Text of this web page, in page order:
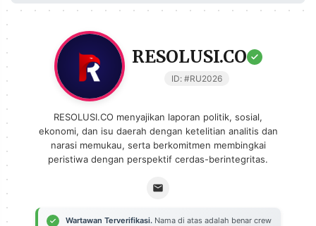
EDITORIAL AKSARA
FINANSIA PERSONA
NASIONAL
MANCA SPORT
PRIVACY
POLICY WARGA
RESOLUSI.CO
ID: #RU2026
RESOLUSI.CO menyajikan laporan politik, sosial,
ekonomi, dan isu daerah dengan ketelitian analitis dan
narasi memukau, serta berkomitmen membingkai
peristiwa dengan perspektif cerdas-berintegritas.
Wartawan Terverifikasi. Nama di atas adalah benar crew